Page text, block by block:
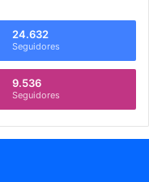
24.632
Seguidores
9.536
Seguidores